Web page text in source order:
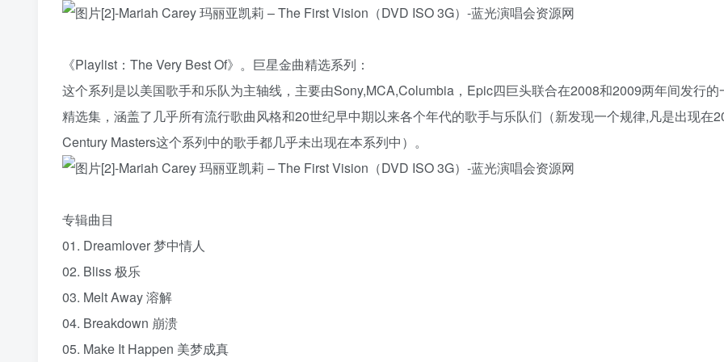
《Playlist：The Very Best Of》。巨星金曲精选系列：
这个系列是以美国歌手和乐队为主轴线，主要由Sony,MCA,Columbia，Epic四巨头联合在2008和2009两年间发行的
精选集，涵盖了几乎所有流行歌曲风格和20世纪早中期以来各个年代的歌手与乐队们（新发现一个规律,凡是出现在
Century Masters这个系列中的歌手都几乎未出现在本系列中）。
专辑曲目
01. Dreamlover 梦中情人
02. Bliss 极乐
03. Melt Away 溶解
04. Breakdown 崩溃
05. Make It Happen 美梦成真